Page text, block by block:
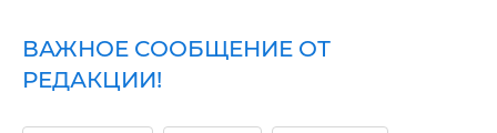
ВАЖНОЕ СООБЩЕНИЕ ОТ
РЕДАКЦИИ!